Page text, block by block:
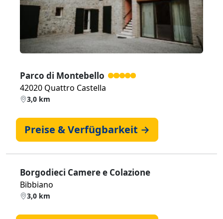
Parco di Montebello
42020 Quattro Castella
3,0 km
Preise & Verfügbarkeit →
Borgodieci Camere e Colazione
Bibbiano
3,0 km